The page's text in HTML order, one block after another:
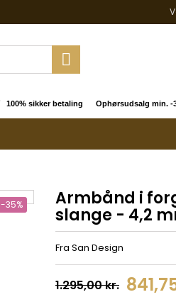

100% sikker betaling Ophørsudsalg min. -
-35% Armbånd i
slange - 4,2
Fra San Design
1.295,00 kr.